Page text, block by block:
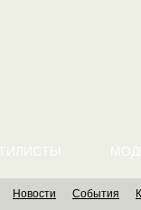
Новости События